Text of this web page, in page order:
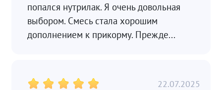
попался нутрилак. Я очень довольная
выбором. Смесь стала хорошим
дополнением к прикорму. Прежде...
22.07.2025